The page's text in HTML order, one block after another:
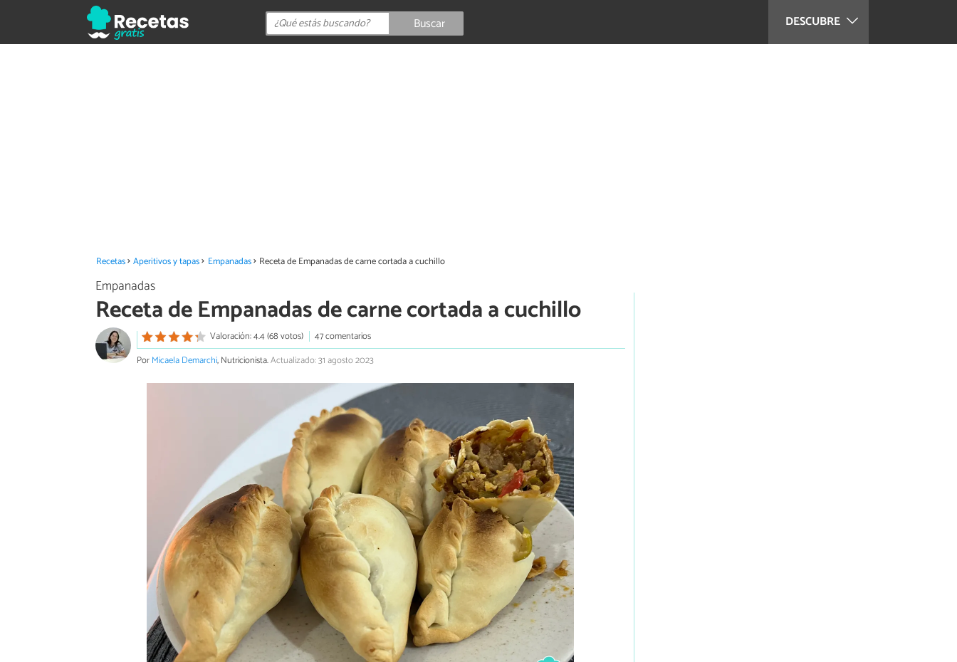
DESCUBRE
Buscar
Recetas Aperitivos y tapas Empanadas Receta de Empanadas de carne cortada a cuchillo
Empanadas
Receta de Empanadas de carne cortada a cuchillo
Valoración: 4.4 (68 votos)
47 comentarios
PorMicaela Demarchi, Nutricionista.Actualizado: 31 agosto 2023